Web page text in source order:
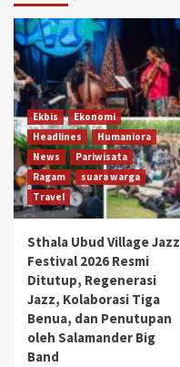
Ekbis
Ekonomi
Headlines
Humaniora
News
Pariwisata
Ragam
suara warga
Travel
Sthala Ubud Village Jazz
Festival 2026 Resmi
Ditutup, Regenerasi
Jazz, Kolaborasi Tiga
Benua, dan Penutupan
oleh Salamander Big
Band